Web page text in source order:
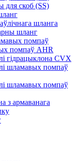
для скоб (SS)
шланга
шланг
помпаў
помпаў AHR
гідрацыклона CVX
шламавых помпаў
шламавых помпаў
з армаванага